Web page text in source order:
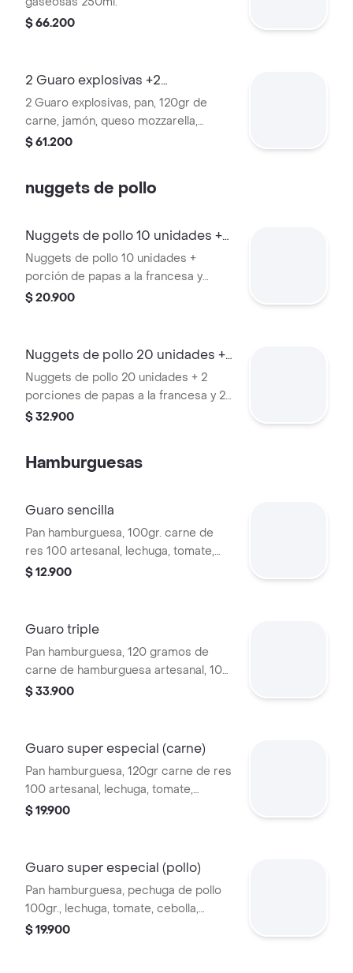
$ 66.200
2 Guaro explosivas +2
gaseosas+2 papas f
2 Guaro explosivas, pan, 120gr de
carne, jamón, queso mozzarella,
tocineta, huevo criollo, chorizo, 2
$ 61.200
nuggets de pollo
Nuggets de pollo 10 unidades +
papas
Nuggets de pollo 10 unidades +
porción de papas a la francesa y
gaseosa mini 250ml
$ 20.900
Nuggets de pollo 20 unidades +
papas
Nuggets de pollo 20 unidades + 2
porciones de papas a la francesa y 2
gaseosa mini 250ml
$ 32.900
Hamburguesas
Guaro sencilla
Pan hamburguesa, 100gr. carne de
res 100 artesanal, lechuga, tomate,
cebolla, queso mozzarella y salsas.
$ 12.900
Guaro triple
Pan hamburguesa, 120 gramos de
carne de hamburguesa artesanal, 100
gramos de pechuga de pollo a la
lechuga, tomate, cebolla
caramelizada, ripio de papas y salsas.
$ 33.900
Guaro super especial (carne)
Pan hamburguesa, 120gr carne de res
100 artesanal, lechuga, tomate,
cebolla, queso mozzarella, jamón,
$ 19.900
Guaro super especial (pollo)
Pan hamburguesa, pechuga de pollo
100gr., lechuga, tomate, cebolla,
queso mozzarella, jamón, tocineta y
$ 19.900